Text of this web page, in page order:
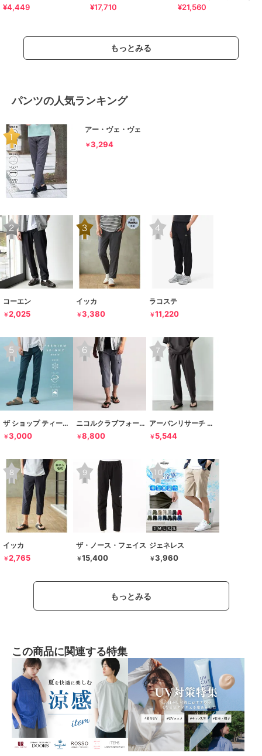
¥4,449 ¥17,710
イ チノパンツ Slim
¥21,560
もっとみる
パンツの人気ランキング
アー・ヴェ・ヴェ
￥3,294
コーエン
￥2,025
イッカ
￥3,380
ラコステ
￥11,220
ザ ショップ ティーケー
￥3,000
ニコルクラブフォーメン
￥8,800
アーバンリサーチ サニーレーベル
￥ 5,544
イッカ
￥2,765
ザ・ノース・フェイス
￥15,400
ジェネレス
￥3,960
もっとみる
この商品に関連する特集